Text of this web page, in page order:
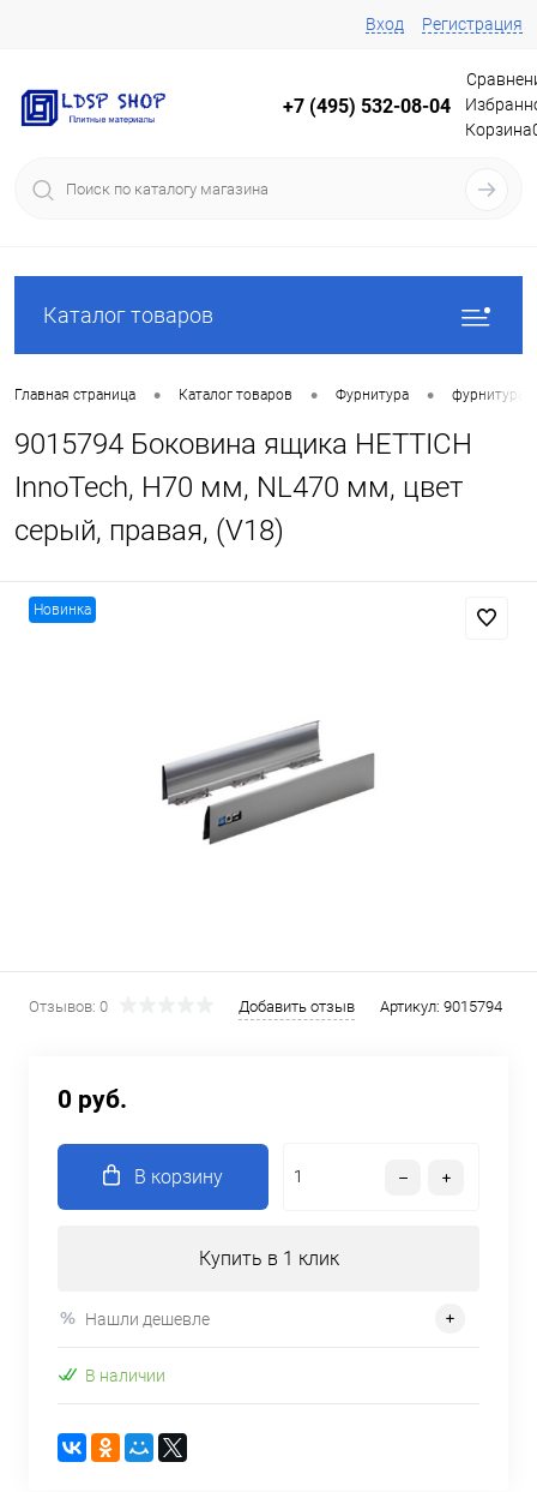
Вход Регистрация
+7 (495) 532-08-04
Корзина
Каталог товаров
Главная страница • Каталог товаров • Фурнитура • фурнитура
9015794 Боковина ящика HETTICH
InnoTech, H70 мм, NL470 мм, цвет
серый, правая, (V18)
Новинка
Отзывов: 0 Добавить отзыв Артикул: 9015794
0 руб.
В корзину
Купить в 1 клик
Нашли дешевле
В наличии